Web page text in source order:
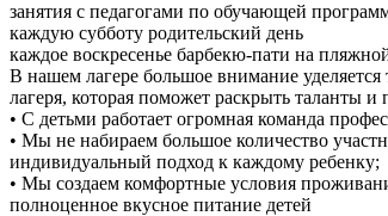
занятия с педагогами по обучающей
каждую субботу родительский день
каждое воскресенье барбекю-пати на
В нашем лагере большое внимание
лагеря, которая поможет раскрыть таланты и
• С детьми работает огромная команда
• Мы не набираем большое количество
индивидуальный подход к каждому ребенку;
• Мы создаем комфортные условия
полноценное вкусное питание детей